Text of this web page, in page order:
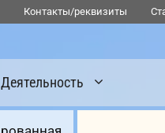
Контакты/реквизиты
Деятельность